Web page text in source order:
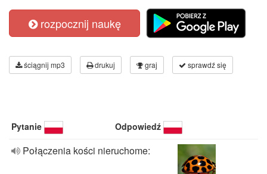
rozpocznij naukę
ściągnij mp3 drukuj graj sprawdź się
Pytanie Odpowiedź
Połączenia kości nieruchome: